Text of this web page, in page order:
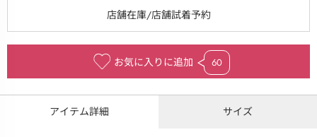
お気に入りに追加 60
アイテム詳細 サイズ